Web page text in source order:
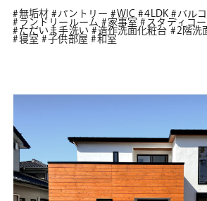
無垢材 パントリー WIC 4LDK バル
ランドリールーム
家事室
スタディコ
ただいま手洗い
造作洗面化粧台 2階洗
寝室
子供部屋 和室